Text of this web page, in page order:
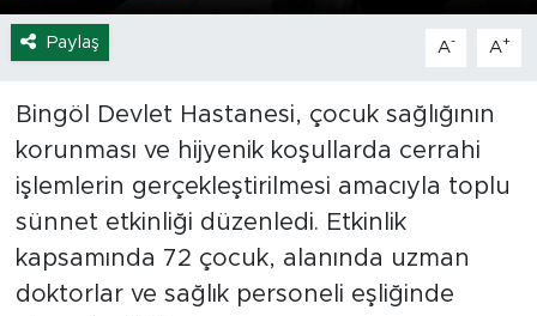
Paylaş A- A+
Bingöl Devlet Hastanesi, çocuk sağlığının
korunması ve hijyenik koşullarda cerrahi
işlemlerin gerçekleştirilmesi amacıyla toplu
sünnet etkinliği düzenledi. Etkinlik
kapsamında 72 çocuk, alanında uzman
doktorlar ve sağlık personeli eşliğinde
Hava Durumu
Tavz Der
Bingöl Kaza Haberleri